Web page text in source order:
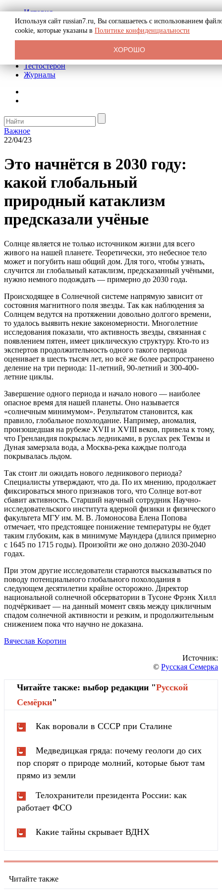
История
Биография
Криминал
Реклама на сайте
Тестостерон
Журналы
Важное
22/04/23
Это начнётся в 2030 году:
какой глобальный
природный катаклизм
предсказали учёные
Солнце является не только источником жизни для всего
живого на нашей планете. Теоретически, это небесное тело
может и погубить наш общий дом. Для того, чтобы узнать,
случится ли глобальный катаклизм, предсказанный учёными,
нужно немного подождать — примерно до 2030 года.
Происходящее в Солнечной системе напрямую зависит от
состояния магнитного поля звезды. Так как наблюдения за
Солнцем ведутся на протяжении довольно долгого времени,
то удалось выявить некие закономерности. Многолетние
исследования показали, что активность звезды, связанная с
появлением пятен, имеет циклическую структуру. Кто-то из
экспертов продолжительность одного такого периода
оценивает в шесть тысяч лет, но всё же более распространено
деление на три периода: 11-летний, 90-летний и 300-400-
летние циклы.
Завершение одного периода и начало нового — наиболее
опасное время для нашей планеты. Оно называется
«солнечным минимумом». Результатом становится, как
правило, глобальное похолодание. Например, аномалия,
произошедшая на рубеже XVII и XVIII веков, привела к тому,
что Гренландия покрылась ледниками, в руслах рек Темзы и
Дуная замерзала вода, а Москва-река каждые полгода
покрывалась льдом.
Так стоит ли ожидать нового ледникового периода?
Специалисты утверждают, что да. По их мнению, продолжает
фиксироваться много признаков того, что Солнце вот-вот
сбавит активность. Старший научный сотрудник Научно-
исследовательского института ядерной физики и физического
факультета МГУ им. М. В. Ломоносова Елена Попова
отмечает, что предстоящее понижение температуры не будет
таким глубоким, как в минимуме Маундера (длился примерно
с 1645 по 1715 годы). Произойти же оно должно 2030-2040
годах.
При этом другие исследователи стараются высказываться по
поводу потенциального глобального похолодания в
следующем десятилетии крайне осторожно. Директор
национальной солнечной обсерватории в Тусоне Фрэнк Хилл
подчёркивает — на данный момент связь между цикличным
спадом солнечной активности и резким, и продолжительным
снижением пока что научно не доказана.
Вячеслав Коротин
Источник:
© Русская Семерка
Читайте также: выбор редакции "Русской
Cемёрки"
Как воровали в СССР при Сталине
Медведицкая гряда: почему геологи до сих
пор спорят о природе молний, которые бьют там
прямо из земли
Телохранители президента России: как
работает ФСО
Какие тайны скрывает ВДНХ
Читайте также
Используя сайт russian7.ru, Вы соглашаетесь с использованием
cookie, которые указаны в Политике конфиденциальности
ХОРОШО